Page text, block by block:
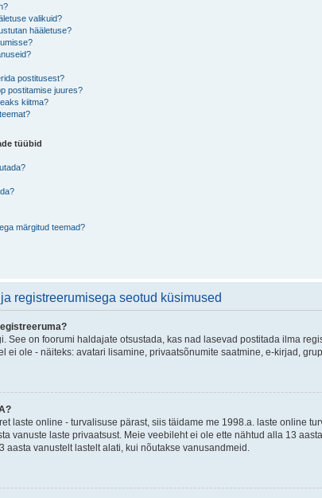
valikuid?
hääletuse?
postitusest?
postitamise juures?
kiitma?
tüübid
märgitud teemad?
registreerumisega seotud küsimused
See on foorumi haldajate otsustada, kas nad lasevad postitada ilma
ei ole - näiteks: avatari lisamine, privaatsõnumite saatmine, e-kirjad,
laste online - turvalisuse pärast, siis täidame me 1998.a. laste online
vanuste laste privaatsust. Meie veebileht ei ole ette nähtud alla 13
aasta vanustelt lastelt alati, kui nõutakse vanusandmeid.